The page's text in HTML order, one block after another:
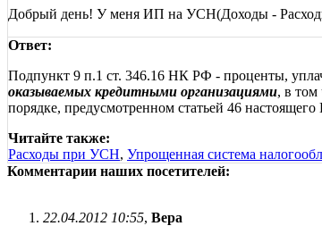
Добрый день! У меня ИП на УСН(Доходы -
Ответ:
Подпункт 9 п.1 ст. 346.16 НК РФ - проценты,
оказываемых кредитными организациями, в том
порядке, предусмотренном статьей 46 настоящего
Читайте также:
Расходы при УСН, Упрощенная система
Комментарии наших посетителей:
22.04.2012 10:55, Вера